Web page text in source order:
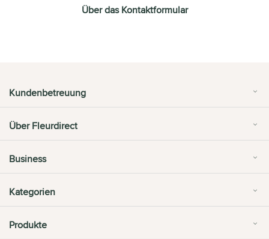
Über das Kontaktformular
Kundenbetreuung
Über Fleurdirect
Business
Kategorien
Produkte